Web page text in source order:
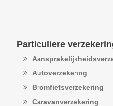
Particuliere
Autoverzekering
Bromfietsverzekering
Caravanverzekering